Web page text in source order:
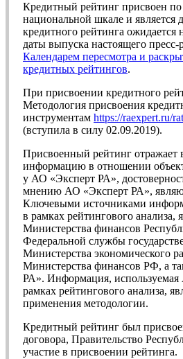
Кредитный рейтинг присвоен по
национальной шкале и является
кредитного рейтинга ожидается
даты выпуска настоящего пресс-
Календарем пересмотра и
кредитных рейтингов.
При присвоении кредитного
Методология присвоения
инструментам https://raexpert.ru/
(вступила в силу 02.09.2019).
Присвоенный рейтинг
информацию в отношении
у АО «Эксперт РА»,
мнению АО «Эксперт РА»,
Ключевыми источниками
в рамках рейтингового анализа,
Министерства финансов
Федеральной службы
Министерства экономического
Министерства финансов РФ, а
РА». Информация,
рамках рейтингового анализа,
применения методологии.
Кредитный рейтинг был
договора, Правительство
участие в присвоении рейтинга.